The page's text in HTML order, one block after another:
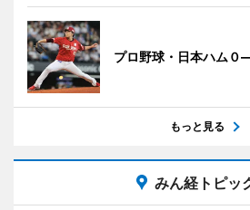
プロ野球・日本ハム０
もっと見る
みん経トピッ